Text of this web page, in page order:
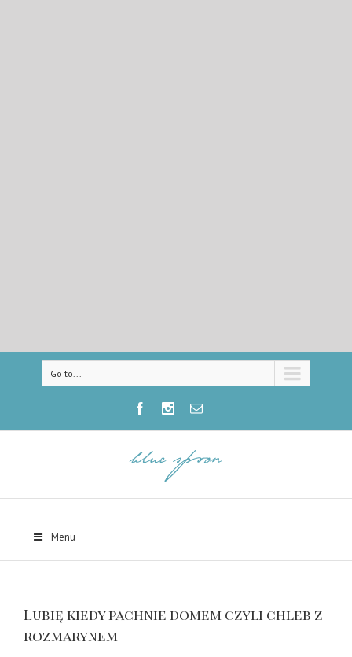
Go to...
Menu
Lubię kiedy pachnie domem czyli chleb z
rozmarynem